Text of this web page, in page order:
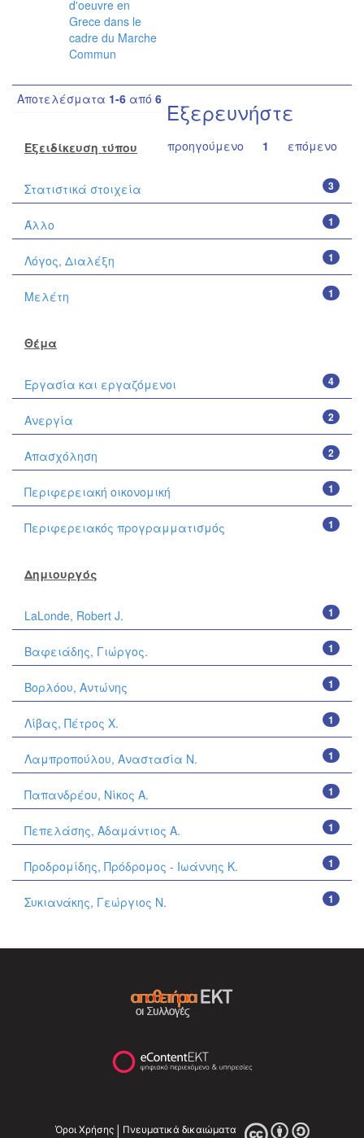
d'oeuvre en
Grece dans le
cadre du Marche
Commun
Αποτελέσματα 1-6 από 6
προηγούμενο 1 επόμενο
Εξερευνήστε
Εξειδίκευση τύπου
3
Στατιστικά στοιχεία
1
Άλλο
1
Λόγος, Διαλέξη
1
Μελέτη
Θέμα
4
Εργασία και εργαζόμενοι
2
Ανεργία
2
Απασχόληση
1
Περιφερειακή οικονομική
1
Περιφερειακός προγραμματισμός
Δημιουργός
1
LaLonde, Robert J.
1
Βαφειάδης, Γιώργος.
1
Βορλόου, Αντώνης
1
Λίβας, Πέτρος Χ.
1
Λαμπροπούλου, Αναστασία Ν.
1
Παπανδρέου, Νίκος Α.
1
Πεπελάσης, Αδαμάντιος Α.
1
Προδρομίδης, Πρόδρομος - Ιωάννης Κ.
1
Συκιανάκης, Γεώργιος Ν.